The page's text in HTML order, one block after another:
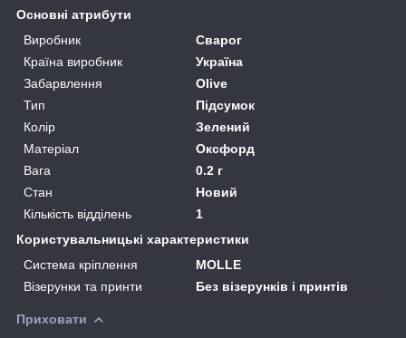
Основні атрибути
Виробник
Сварог
Країна виробник
Україна
Забарвлення
Olive
Тип
Підсумок
Колір
Зелений
Матеріал
Оксфорд
Вага
0.2 г
Стан
Новий
Кількість відділень
1
Користувальницькі характеристики
Система кріплення
MOLLE
Візерунки та принти
Без візерунків і принтів
Приховати